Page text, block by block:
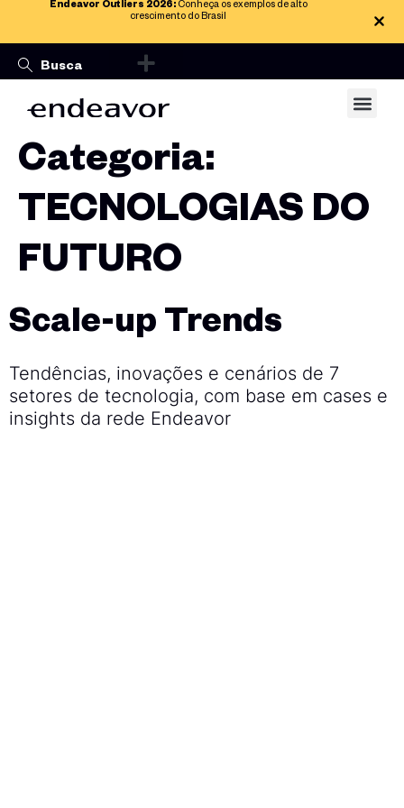
Endeavor Outliers 2026:Conheça os exemplos de alto
crescimento do Brasil
Categoria:
TECNOLOGIAS DO
FUTURO
Scale-up Trends
Tendências, inovações e cenários de 7
setores de tecnologia, com base em cases e
insights da rede Endeavor